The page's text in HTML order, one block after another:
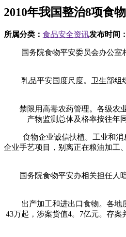
2010年我国整治8项食
所属分类： 食品安全资讯发布时间：
国务院食物平安委员会办公室相
乳品平安国度尺度。卫生部组织
禁限用高毒农药管理。各级农业
产物监测总体及格率按往年
食物企业诚信扶植。工业和消息
企业手艺项目，别离正在粮油加工
国务院食物平安办相关担任人暗
出产加工和进出口食物。各地质
43万起，涉案货值4。7亿元。存